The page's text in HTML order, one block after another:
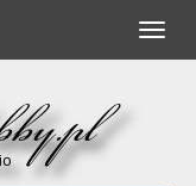
Toggle